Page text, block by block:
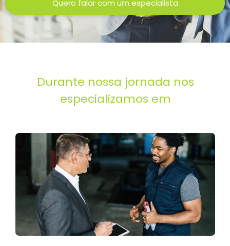
Quero falar com um especialista
Durante nossa jornada nos
especializamos em